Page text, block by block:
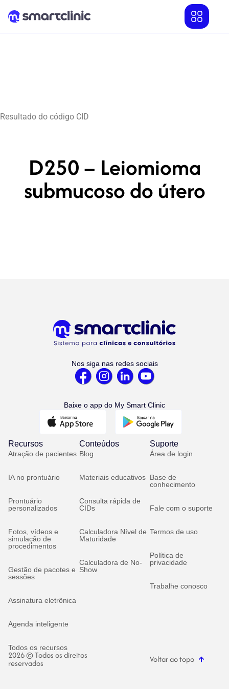
Resultado do código CID
D250 – Leiomioma
submucoso do útero
Nos siga nas redes sociais
Baixe o app do My Smart Clinic
Recursos
Atração de pacientes
IA no prontuário
Prontuário
personalizados
Fotos, vídeos e
simulação de
procedimentos
Gestão de pacotes e
sessões
Assinatura eletrônica
Agenda inteligente
Todos os recursos
Conteúdos
Blog
Materiais educativos
Consulta rápida de
CIDs
Calculadora Nível de
Maturidade
Calculadora de No-
Show
Suporte
Área de login
Base de
conhecimento
Fale com o suporte
Termos de uso
Política de
privacidade
Trabalhe conosco
2026 © Todos os direitos
reservados Voltar ao topo